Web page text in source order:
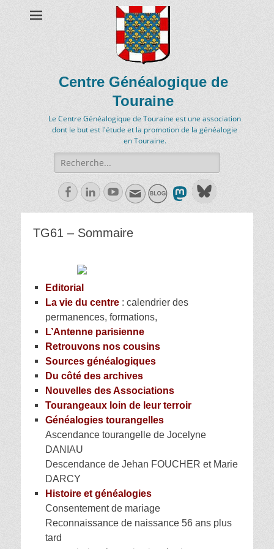
Centre Généalogique de
Touraine
Le Centre Généalogique de Touraine est une association
dont le but est l'étude et la promotion de la généalogie
en Touraine.
Recherche
de:
FacebookLinkedln
Youtube
TG61 – Sommaire
Editorial
La vie du centre : calendrier des
permanences, formations,
L’Antenne parisienne
Retrouvons nos cousins
Sources généalogiques
Du côté des archives
Nouvelles des Associations
Tourangeaux loin de leur terroir
Généalogies tourangelles
Ascendance tourangelle de Jocelyne
DANIAU
Descendance de Jehan FOUCHER et Marie
DARCY
Histoire et généalogies
Consentement de mariage
Reconnaissance de naissance 56 ans plus
tard